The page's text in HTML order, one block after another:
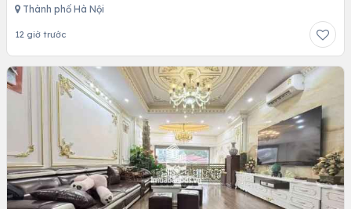
Thành phố Hà Nội
12 giờ trước